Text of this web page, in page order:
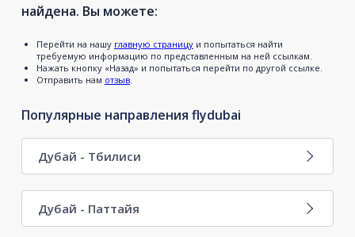
найдена. Вы можете:
Перейти на нашу главную страницуи попытаться найти
требуемую информацию по представленным на ней ссылкам.
Нажать кнопку «Назад» и попытаться перейти по другой ссылке.
Отправить нам отзыв.
Популярные направления flydubai
Дубай - Тбилиси
Дубай - Паттайя